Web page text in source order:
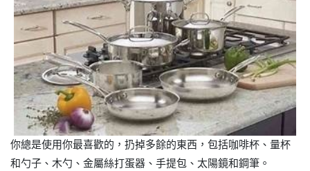
你總是使用你最喜歡的，扔掉多餘的東西，包括咖啡杯、量杯
和勺子、木勺、金屬絲打蛋器、手提包、太陽鏡和鋼筆。